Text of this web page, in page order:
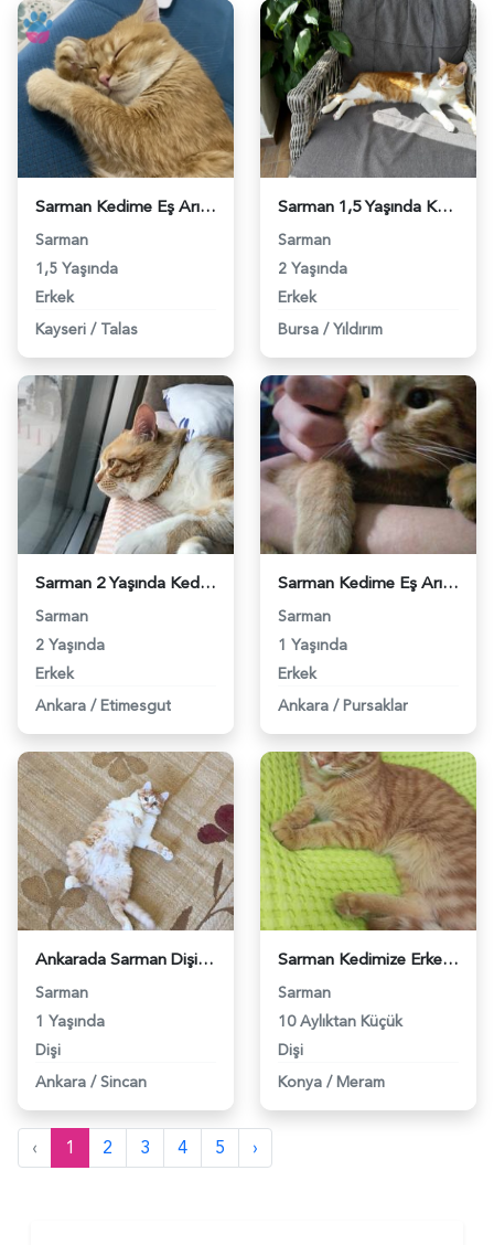
Sarman Kedime Eş Arıyorum 18 Aylık - 118961217
Sarman
1,5 Yaşında
Erkek
Kayseri / Talas
Sarman 1,5 Yaşında Kedim Eş Arıyor - 118961227
Sarman
2 Yaşında
Erkek
Bursa / Yıldırım
Sarman 2 Yaşında Kedime Eş Arıyorum - 523
Sarman
2 Yaşında
Erkek
Ankara / Etimesgut
Sarman Kedime Eş Arıyorum 1 Yaşında - 660
Sarman
1 Yaşında
Erkek
Ankara / Pursaklar
Ankarada Sarman Dişi Kedime Eş Arıyorum - 1069
Sarman
1 Yaşında
Dişi
Ankara / Sincan
Sarman Kedimize Erkek Eş Arıyoruz - 1186
Sarman
10 Aylıktan Küçük
Dişi
Konya / Meram
‹ 1 2 3 4 5 ›